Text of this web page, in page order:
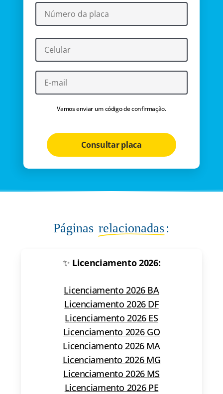
Vamos enviar um código de confirmação.
Consultar placa
Páginas relacionadas:
✨ Licenciamento 2026:
Licenciamento 2026 BA
Licenciamento 2026 DF
Licenciamento 2026 ES
Licenciamento 2026 GO
Licenciamento 2026 MA
Licenciamento 2026 MG
Licenciamento 2026 MS
Licenciamento 2026 PE